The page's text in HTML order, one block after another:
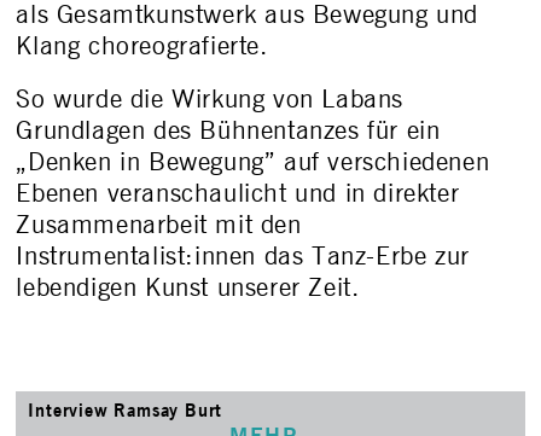
als Gesamtkunstwerk aus Bewegung und
Klang choreografierte.
So wurde die Wirkung von Labans
Grundlagen des Bühnentanzes für ein
„Denken in Bewegung” auf verschiedenen
Ebenen veranschaulicht und in direkter
Zusammenarbeit mit den
Instrumentalist:innen das Tanz-Erbe zur
lebendigen Kunst unserer Zeit.
Interview Ramsay Burt